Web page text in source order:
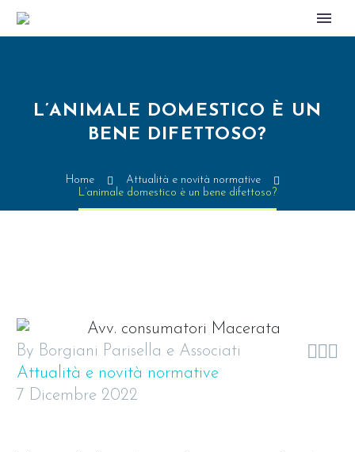
L’ANIMALE DOMESTICO È UN
BENE DIFETTOSO?
Home
Attualità e novità normative
L’animale domestico è un bene difettoso?

By Borgiani Parisella e Associati
Attualità e novità normative
7 Dicembre 2022